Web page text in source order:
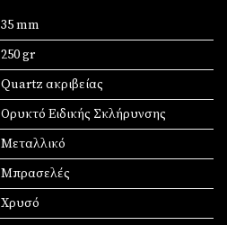
35 mm
250 gr
Quartz ακριβείας
Ορυκτό Ειδικής Σκλήρυνσης
Mεταλλικό
Μπρασελές
Χρυσό